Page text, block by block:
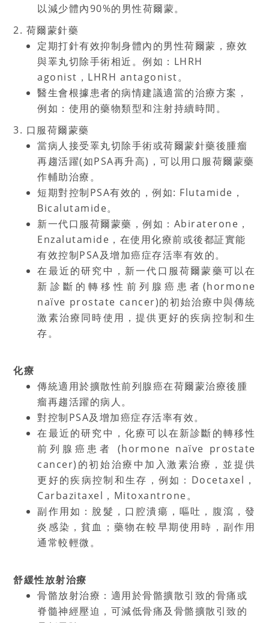
以減少體內90%的男性荷爾蒙。
2. 荷爾蒙針藥
定期打針有效抑制身體內的男性荷爾蒙，療效
與睪丸切除手術相近。例如： LHRH
agonist ， LHRH antagonist。
醫生會根據患者的病情建議適當的治療方案，
例如：使用的藥物類型和注射持續時間。
3. 口服荷爾蒙藥
當病人接受睪丸切除手術或荷爾蒙針藥後腫瘤
再趨活躍(如PSA再升高) ，可以用口服荷爾蒙藥
作輔助治療。
短期對控制PSA有效的，例如: Flutamide ，
Bicalutamide。
新一代口服荷爾蒙藥，例如： Abiraterone ，
Enzalutamide ，在使用化療前或後都証實能
有效控制PSA及增加癌症存活率有效的。
在最近的研究中，新一代口服荷爾蒙藥可以在
新診斷的轉移性前列腺癌患者 (hormone
naïve prostate cancer)的初始治療中與傳統
激素治療同時使用，提供更好的疾病控制和生
存。
化療
傳統適用於擴散性前列腺癌在荷爾蒙治療後腫
瘤再趨活躍的病人。
對控制PSA及增加癌症存活率有效。
在最近的研究中，化療可以在新診斷的轉移性
前列腺癌患者
(hormone naïve prostate
cancer) 的初始治療中加入激素治療，並提供
更好的疾病控制和生存，例如： Docetaxel ，
Carbazitaxel ， Mitoxantrone。
副作用如：脫髮，口腔潰瘍，嘔吐，腹瀉，發
炎感染，貧血；藥物在較早期使用時，副作用
通常較輕微。
舒緩性放射治療
骨骼放射治療：適用於骨骼擴散引致的骨痛或
脊髓神經壓迫，可減低骨痛及骨骼擴散引致的